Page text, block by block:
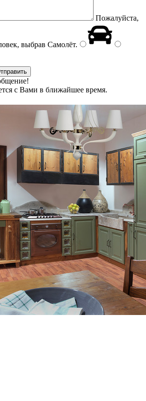
Пожалуйста,
выбрав Самолёт.
с Вами в ближайшее время.